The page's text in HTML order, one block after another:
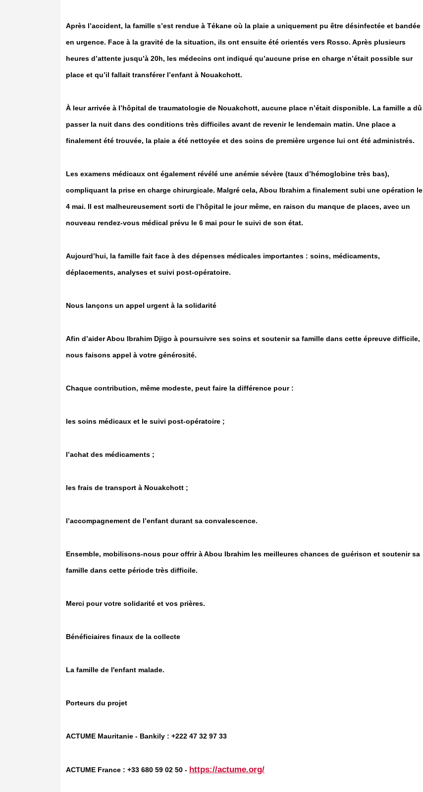
Après l’accident, la famille s’est rendue à Tékane où la plaie a uniquement pu être désinfectée et bandée
en urgence. Face à la gravité de la situation, ils ont ensuite été orientés vers Rosso. Après plusieurs
heures d’attente jusqu’à 20h, les médecins ont indiqué qu’aucune prise en charge n’était possible sur
place et qu’il fallait transférer l’enfant à Nouakchott.
À leur arrivée à l’hôpital de traumatologie de Nouakchott, aucune place n’était disponible. La famille a dû
passer la nuit dans des conditions très difficiles avant de revenir le lendemain matin. Une place a
finalement été trouvée, la plaie a été nettoyée et des soins de première urgence lui ont été administrés.
Les examens médicaux ont également révélé une anémie sévère (taux d’hémoglobine très bas),
compliquant la prise en charge chirurgicale. Malgré cela, Abou Ibrahim a finalement subi une opération le
4 mai. Il est malheureusement sorti de l’hôpital le jour même, en raison du manque de places, avec un
nouveau rendez-vous médical prévu le 6 mai pour le suivi de son état.
Aujourd’hui, la famille fait face à des dépenses médicales importantes : soins, médicaments,
déplacements, analyses et suivi post-opératoire.
Nous lançons un appel urgent à la solidarité
Afin d’aider Abou Ibrahim Djigo à poursuivre ses soins et soutenir sa famille dans cette épreuve difficile,
nous faisons appel à votre générosité.
Chaque contribution, même modeste, peut faire la différence pour :
les soins médicaux et le suivi post-opératoire ;
l’achat des médicaments ;
les frais de transport à Nouakchott ;
l’accompagnement de l’enfant durant sa convalescence.
Ensemble, mobilisons-nous pour offrir à Abou Ibrahim les meilleures chances de guérison et soutenir sa
famille dans cette période très difficile.
Merci pour votre solidarité et vos prières.
Bénéficiaires finaux de la collecte
La famille de l'enfant malade.
Porteurs du projet
ACTUME Mauritanie - Bankily : +222 47 32 97 33
ACTUME France : +33 680 59 02 50 - https://actume.org/